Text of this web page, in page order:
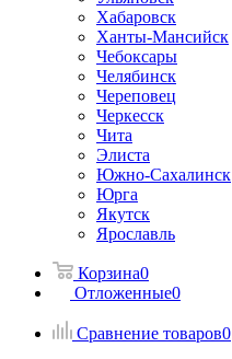
Хабаровск
Ханты-Мансийск
Чебоксары
Челябинск
Череповец
Черкесск
Чита
Элиста
Южно-Сахалинск
Юрга
Якутск
Ярославль
Корзина0
Отложенные0
Сравнение товаров0